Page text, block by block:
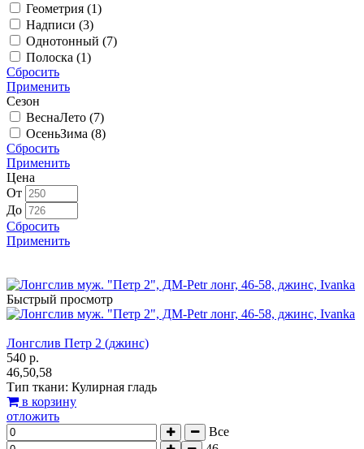
Геометрия (1)
Надписи (3)
Однотонный (7)
Полоска (1)
Сбросить
Применить
Сезон
ВеснаЛето (7)
ОсеньЗима (8)
Сбросить
Применить
Цена
От
До
Сбросить
Применить
Быстрый просмотр
Лонгслив Петр 2 (джинс)
540 р.
46,50,58
Тип ткани: Кулирная гладь
в корзину
отложить
Все